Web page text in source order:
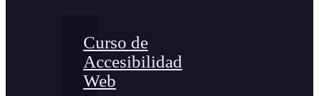
Curso de
Accesibilidad
Web